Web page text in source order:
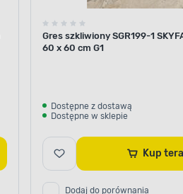
Gres szkliwiony SGR199-1
60 x 60 cm G1
Dostępne z dostawą
Dostępne w sklepie
Kup
Dodaj do porównania